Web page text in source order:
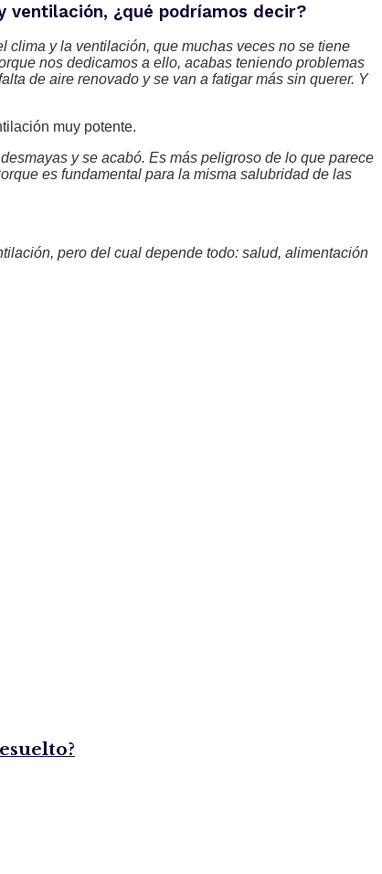
¿qué podríamos decir?
clima y la ventilación, que muchas veces no se tiene
nos dedicamos a ello, acabas teniendo problemas
de aire renovado y se van a fatigar más sin querer. Y
muy potente.
y se acabó. Es más peligroso de lo que parece
es fundamental para la misma salubridad de las
pero del cual depende todo: salud, alimentación